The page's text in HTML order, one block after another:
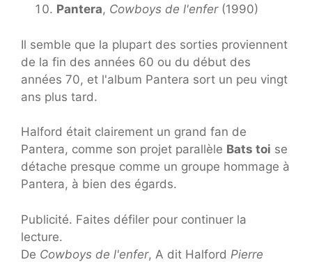
Pantera, Cowboys de l'enfer (1990)
Il semble que la plupart des sorties proviennent
de la fin des années 60 ou du début des
années 70, et l'album Pantera sort un peu vingt
ans plus tard.
Halford était clairement un grand fan de
Pantera, comme son projet parallèle Bats toi se
détache presque comme un groupe hommage à
Pantera, à bien des égards.
Publicité. Faites défiler pour continuer la
lecture.
De Cowboys de l'enfer, A dit Halford Pierre